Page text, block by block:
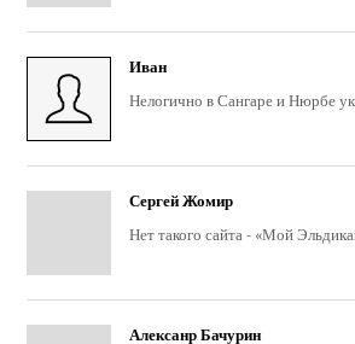
Иван
Нелогично в Сангаре и Нюрбе
Сергей Жомир
Нет такого сайта - «Мой
Алексанр Бачурин